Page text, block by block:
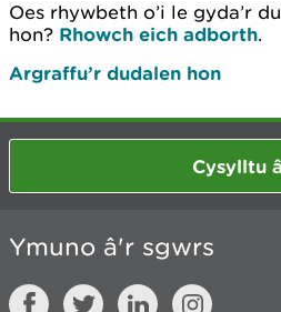
Oes rhywbeth o’i le gyda’r
hon? Rhowch eich adborth.
Argraffu’r dudalen hon
Cysylltu
Ymuno â'r sgwrs